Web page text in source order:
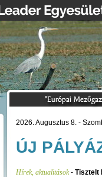
2026. Augusztus 8. -
ÚJ
Hírek, aktualitások- Tisztelt